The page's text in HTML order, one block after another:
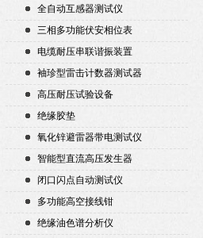
装置
全自动互感器测试仪
三相多功能伏安相位表
电缆耐压串联谐振装置
袖珍型雷击计数器测试器
高压耐压试验设备
绝缘胶垫
氧化锌避雷器带电测试仪
智能型直流高压发生器
闭口闪点自动测试仪
多功能高空接线钳
绝缘油色谱分析仪